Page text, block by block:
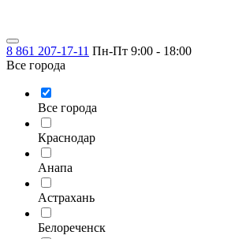
8 861 207-17-11 Пн-Пт 9:00 - 18:00
Все города
Все города
Краснодар
Анапа
Астрахань
Белореченск